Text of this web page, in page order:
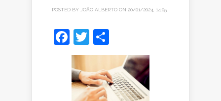
POSTED BY JOÃO ALBERTO ON 20/01/2024, 14:05
Facebook
Twitter